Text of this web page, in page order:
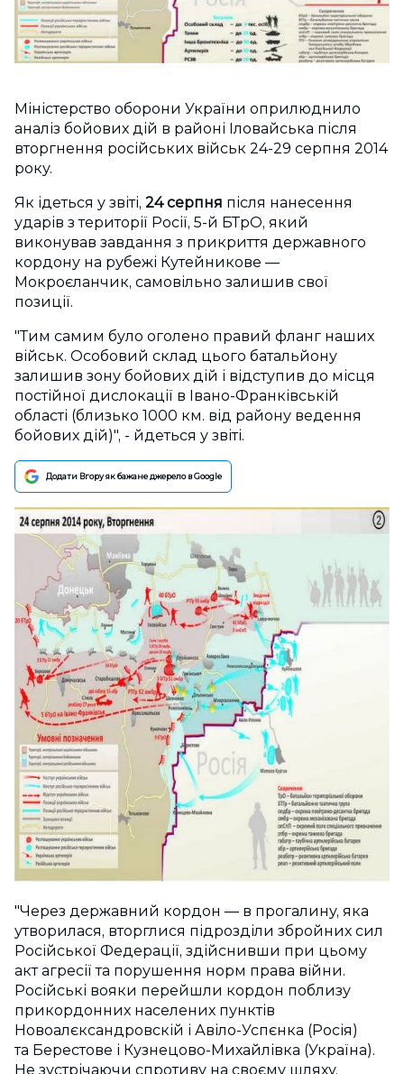
Міністерство оборони України оприлюднило
аналіз бойових дій в районі Іловайська після
вторгнення російських військ 24-29 серпня 2014
року.
Як ідеться у звіті, 24 серпня після нанесення
ударів з території Росії, 5-й БТрО, який
виконував завдання з прикриття державного
кордону на рубежі Кутейникове —
Мокроєланчик, самовільно залишив свої
позиції.
"Тим самим було оголено правий фланг наших
військ. Особовий склад цього батальйону
залишив зону бойових дій і відступив до місця
постійної дислокації в Івано-Франківській
області (близько 1000 км. від району ведення
бойових дій)", - йдеться у звіті.
Додати Вгору як бажане джерело в Google
"Через державний кордон — в прогалину, яка
утворилася, вторглися підрозділи збройних сил
Російської Федерації, здійснивши при цьому
акт агресії та порушення норм права війни.
Російські вояки перейшли кордон поблизу
прикордонних населених пунктів
Новоалєксандровскій і Авіло-Успєнка (Росія)
та Берестове і Кузнецово-Михайлівка (Україна).
Не зустрічаючи спротиву на своєму шляху,